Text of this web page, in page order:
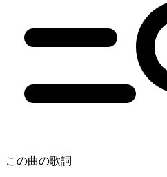
この曲の歌詞